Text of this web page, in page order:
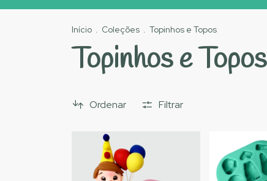
Início . Coleções . Topinhos e Topos
Topinhos e Topos
Ordenar Filtrar